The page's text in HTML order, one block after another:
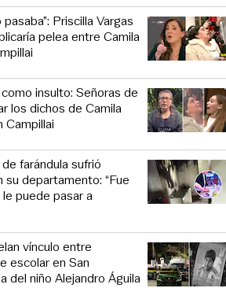
Priscilla Vargas
pelea entre Camila
insulto: Señoras de
los dichos de Camila
Campillai
farándula sufrió
departamento: “Fue
puede pasar a
vínculo entre
escolar en San
del niño Alejandro Águila